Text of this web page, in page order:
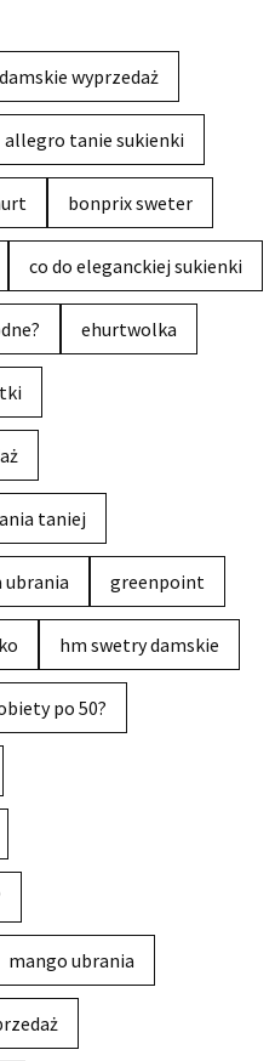
wyprzedaż
allegro tanie sukienki
bonprix sweter
co do eleganckiej sukienki
ehurtwolka
taniej
ubrania greenpoint
hm swetry damskie
po 50?
mango ubrania